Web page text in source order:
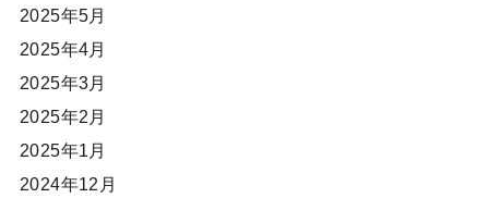
2025年5月
2025年4月
2025年3月
2025年2月
2025年1月
2024年12月